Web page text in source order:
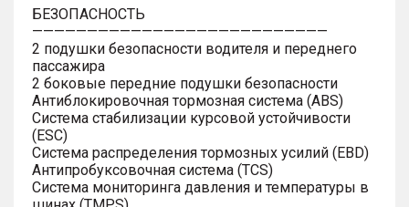
БЕЗОПАСНОСТЬ
———————————————————————————
2 подушки безопасности водителя и переднего
пассажира
2 боковые передние подушки безопасности
Антиблокировочная тормозная система (ABS)
Система стабилизации курсовой устойчивости
(ESC)
Система распределения тормозных усилий (EBD)
Антипробуксовочная система (TCS)
Система мониторинга давления и температуры в